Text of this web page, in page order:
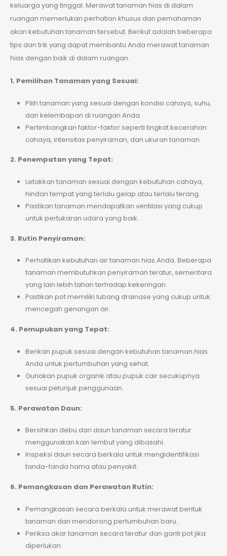
keluarga yang tinggal. Merawat tanaman hias di dalam
ruangan memerlukan perhatian khusus dan pemahaman
akan kebutuhan tanaman tersebut. Berikut adalah beberapa
tips dan trik yang dapat membantu Anda merawat tanaman
hias dengan baik di dalam ruangan.
1. Pemilihan Tanaman yang Sesuai:
Pilih tanaman yang sesuai dengan kondisi cahaya, suhu,
dan kelembapan di ruangan Anda.
Pertimbangkan faktor-faktor seperti tingkat kecerahan
cahaya, intensitas penyiraman, dan ukuran tanaman.
2. Penempatan yang Tepat:
Letakkan tanaman sesuai dengan kebutuhan cahaya,
hindari tempat yang terlalu gelap atau terlalu terang.
Pastikan tanaman mendapatkan ventilasi yang cukup
untuk pertukaran udara yang baik.
3. Rutin Penyiraman:
Perhatikan kebutuhan air tanaman hias Anda. Beberapa
tanaman membutuhkan penyiraman teratur, sementara
yang lain lebih tahan terhadap kekeringan.
Pastikan pot memiliki lubang drainase yang cukup untuk
mencegah genangan air.
4. Pemupukan yang Tepat:
Berikan pupuk sesuai dengan kebutuhan tanaman hias
Anda untuk pertumbuhan yang sehat.
Gunakan pupuk organik atau pupuk cair secukupnya
sesuai petunjuk penggunaan.
5. Perawatan Daun:
Bersihkan debu dari daun tanaman secara teratur
menggunakan kain lembut yang dibasahi.
Inspeksi daun secara berkala untuk mengidentifikasi
tanda-tanda hama atau penyakit.
6. Pemangkasan dan Perawatan Rutin:
Pemangkasan secara berkala untuk merawat bentuk
tanaman dan mendorong pertumbuhan baru.
Periksa akar tanaman secara teratur dan ganti pot jika
diperlukan.